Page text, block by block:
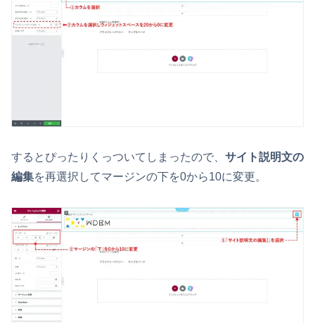
するとぴったりくっついてしまったので、 サイト説明文の
編集を再選択してマージンの下を0から10に変更。